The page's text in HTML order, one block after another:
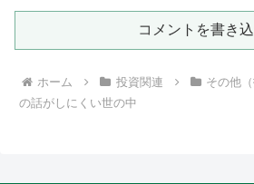
コメントを書き
ホーム 投資関連 その他（
の話がしにくい世の中